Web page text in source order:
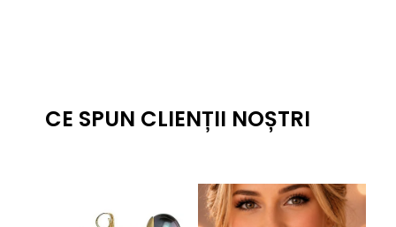
CE SPUN CLIENȚII NOȘTRI